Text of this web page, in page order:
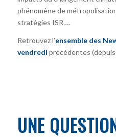
phénomène de
stratégies ISR….
Retrouvez l’ensemble des
vendredi précédentes
UNE